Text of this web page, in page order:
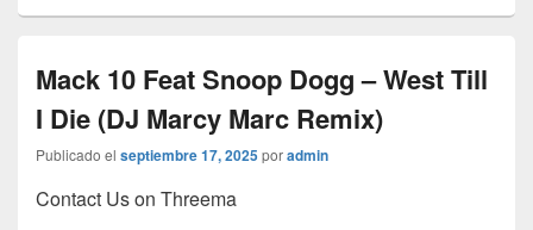
Mack 10 Feat Snoop Dogg – West Till
I Die (DJ Marcy Marc Remix)
Publicado el septiembre 17, 2025poradmin
Contact Us on Threema